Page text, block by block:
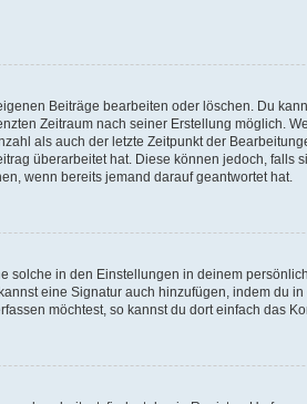
Beiträge bearbeiten oder löschen. Du
Zeitraum nach seiner Erstellung möglich.
als auch der letzte Zeitpunkt der
überarbeitet hat. Diese können jedoch,
wenn bereits jemand darauf geantwortet hat.
solche in den Einstellungen in deinem
eine Signatur auch hinzufügen, indem
möchtest, so kannst du dort einfach das